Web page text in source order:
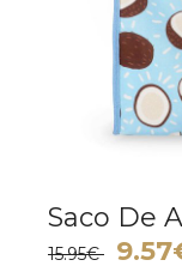
Saco De
15.95€